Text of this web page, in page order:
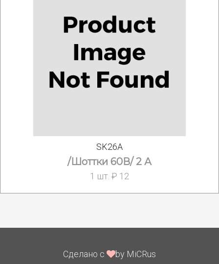
SK26A
/Шоттки 60В/ 2 А
1 шт. ₽ 12
Сделано с by MiCRus